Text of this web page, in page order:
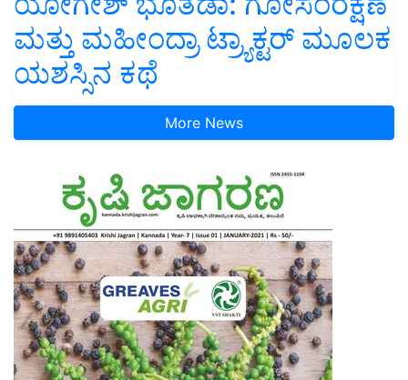
ಮತ್ತು ಮಹೀಂದ್ರಾ ಟ್ರ್ಯಾಕ್ಟರ್ ಮೂಲಕ
ಯಶಸ್ಸಿನ ಕಥೆ
More News